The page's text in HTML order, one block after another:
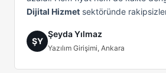
Dijital Hizmet sektöründe
ŞY
Şeyda Yılmaz
Yazılım Girişimi, Ankara